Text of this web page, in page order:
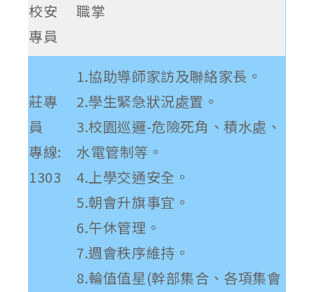
校安
專員
職掌
莊專
員
專線:
1303
1.協助導師家訪及聯絡家長。
2.學生緊急狀況處置。
3.校園巡邏-危險死角、積水處、
水電管制等。
4.上學交通安全。
5.朝會升旗事宜。
6.午休管理。
7.週會秩序維持。
8.輪值值星(幹部集合、各項集會